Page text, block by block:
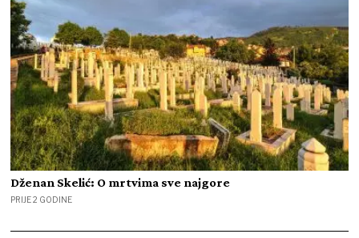
Dženan Skelić: O mrtvima sve najgore
PRIJE 2 GODINE